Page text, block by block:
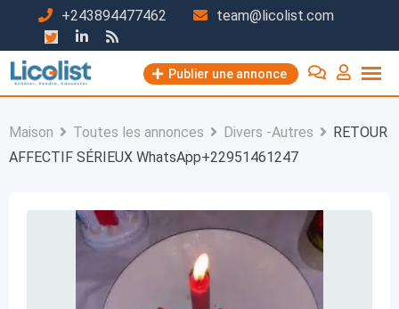
contenu
+243894477462 team@licolist.com
Publier une annonce
Maison Toutes les annonces Divers -Autres
RETOUR
AFFECTIF SÉRIEUX WhatsApp+22951461247